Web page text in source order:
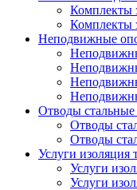
Комплекты
Комплекты
Неподвижные
Отводы
Отводы
Отводы
Услуги
Услуги
Услуги